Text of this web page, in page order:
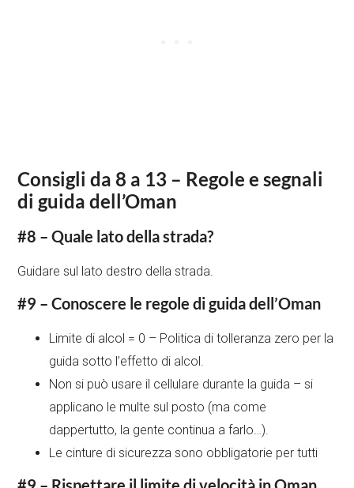
Consigli da 8 a 13 – Regole e segnali
di guida dell’Oman
#8 – Quale lato della strada?
Guidare sul lato destro della strada.
#9 – Conoscere le regole di guida dell’Oman
Limite di alcol = 0 – Politica di tolleranza zero per la
guida sotto l’effetto di alcol.
Non si può usare il cellulare durante la guida – si
applicano le multe sul posto (ma come
dappertutto, la gente continua a farlo…).
Le cinture di sicurezza sono obbligatorie per tutti